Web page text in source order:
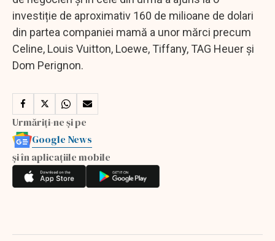
investiție de aproximativ 160 de milioane de dolari
din partea companiei mamă a unor mărci precum
Celine, Louis Vuitton, Loewe, Tiffany, TAG Heuer și
Dom Perignon.
Urmăriți-ne și pe
Google News
și în aplicațiile mobile